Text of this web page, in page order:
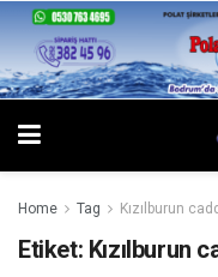
Home Tag Kızılburun
Etiket: Kızılburun